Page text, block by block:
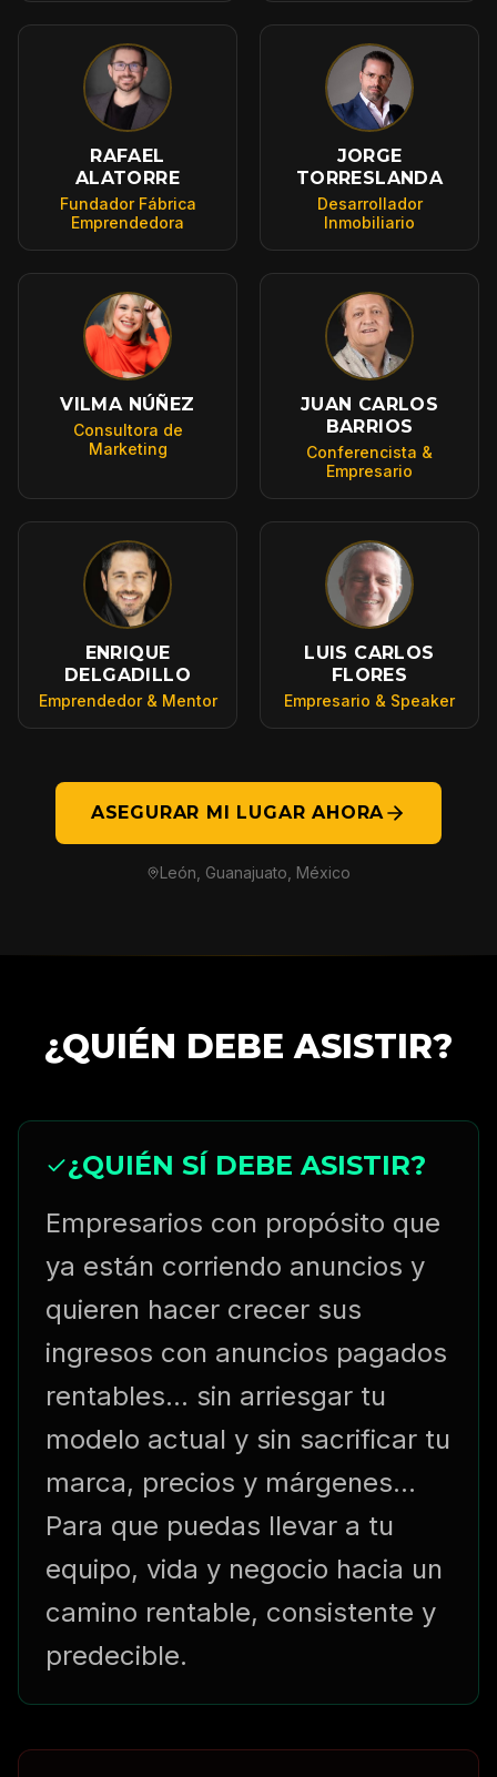
RAFAEL
ALATORRE
Fundador Fábrica
Emprendedora
JORGE
TORRESLANDA
Desarrollador
Inmobiliario
VILMA NÚÑEZ
Consultora de
Marketing
JUAN CARLOS
BARRIOS
Conferencista &
Empresario
ENRIQUE
DELGADILLO
Emprendedor & Mentor
LUIS CARLOS
FLORES
Empresario & Speaker
ASEGURAR MI LUGAR AHORA
León, Guanajuato, México
¿QUIÉN DEBE ASISTIR?
¿QUIÉN SÍ DEBE ASISTIR?
Empresarios con propósito que
ya están corriendo anuncios y
quieren hacer crecer sus
ingresos con anuncios pagados
rentables... sin arriesgar tu
modelo actual y sin sacrificar tu
marca, precios y márgenes...
Para que puedas llevar a tu
equipo, vida y negocio hacia un
camino rentable, consistente y
predecible.